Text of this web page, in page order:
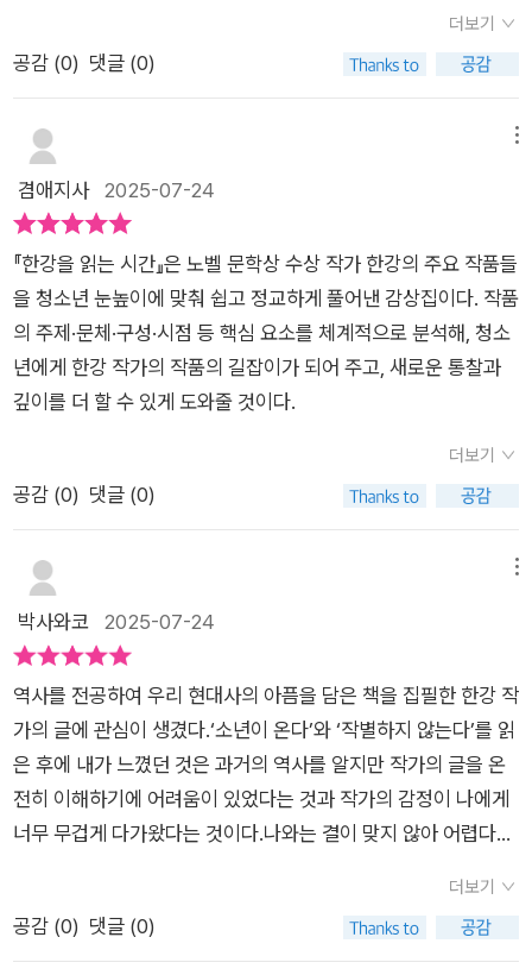
인간됨을 나타내는 조건이 '공감'이 아닐까 결론지었다. 한강 작
가의 작품은 인간의 아픔을 가장 아름답은 글로 표현한다. 아픔과
야 인간다운 아름다움을 드러낼 수 있다고 말하는 것 같다. 이 책
을 통해 '인간다움'을 고민하고, 한강 작가의 작품을 '더' 인간적인
사람이 되기 위해 모두 읽었으면 좋겠다. 다음 학기에는 한강 작
가의 작품을 역사 수업에 녹여봐야겠다. 과거와 현재 그리고 미래
를 살아갈 나와 학생들의 공동체가 더욱 인간적인 공간이 될 수
있도록 말이다.그리고 나머지 작품들도 읽어야겠다.'영혜는 나무
들을 형제와도 같은 존재로 인식하지요. 누구에게도 자신의 이야
기를 하지 못하고 혼자만의 세계에 스스로 갇힌 영혜가 간절하게
욕망한 것, 그것은 바로 이해와 소통을 위한 공감입니다.'- P4
하는 것입니까? 저는 살고 싶습니다.'- P91'황산벌에서 죽은 화랑
관창까지 갈 것도 없이 4.19 혁명의 도화선이 되었던 열여석 살
김주열의 죽음이나, 6월 항쟁의 기폭제가 되었던 박종철 이한열
열사의 죽음, 최근 태완이법과 민식이법 등 꽃피지 못하고 죽은
이들에 대한 사회적 분노와 책임이 부각된 예들은 얼마든지 있습
니다.'- P108
더보기
공감 (0) 댓글 (0)
겸애지사2025-07-24
『한강을 읽는 시간』은 노벨 문학상 수상 작가 한강의 주요 작품들
을 청소년 눈높이에 맞춰 쉽고 정교하게 풀어낸 감상집이다. 작품
의 주제·문체·구성·시점 등 핵심 요소를 체계적으로 분석해, 청소
년에게 한강 작가의 작품의 길잡이가 되어 주고, 새로운 통찰과
깊이를 더 할 수 있게 도와줄 것이다.
더보기
공감 (0) 댓글 (0)
박사와코 2025-07-24
역사를 전공하여 우리 현대사의 아픔을 담은 책을 집필한 한강 작
가의 글에 관심이 생겼다.‘소년이 온다’와 ‘작별하지 않는다’를 읽
은 후에 내가 느꼈던 것은 과거의 역사를 알지만 작가의 글을 온
전히 이해하기에 어려움이 있었다는 것과 작가의 감정이 나에게
너무 무겁게 다가왔다는 것이다.나와는 결이 맞지 않아 어렵다고
정은 찝찝함이었다. 한강 작가가 왜 이러한 관점에서 글을 서술하
였는가의 의문점만이 남았는데 이 책을 읽게된 후 어떠한 상황에
더보기
공감 (0) 댓글 (0)